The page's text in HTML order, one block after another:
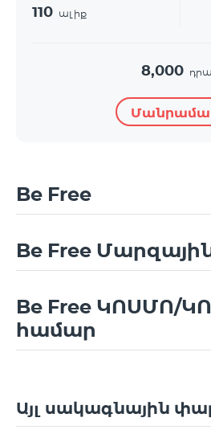
110 ալիք
8,000
Be Free
Be Free
Be Free ԿՈՍՄՈ/
համար
Այլ սակագնային